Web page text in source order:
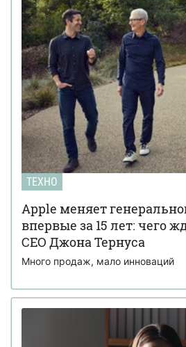
ТЕХНО
Apple меняет
впервые за 15 лет: чего
CEO Джона Тернуса
Много продаж, мало инноваций